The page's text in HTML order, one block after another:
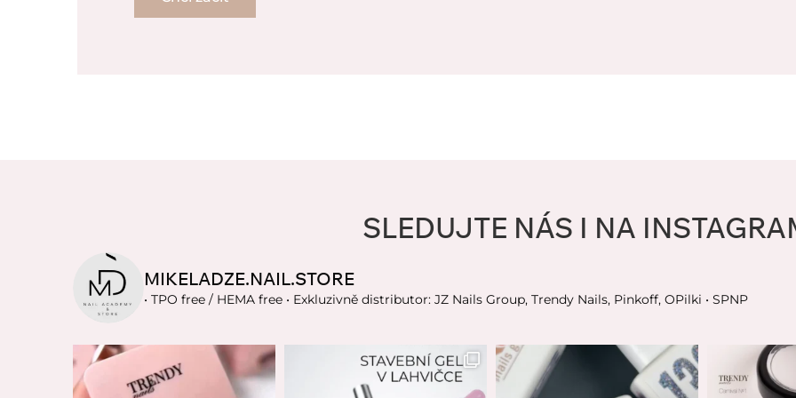
SLEDUJTE NÁS I NA
MIKELADZE.NAIL.STORE
• TPO free / HEMA free • Exkluzivně distributor: JZ Nails Group, Trendy Nails, Pinkoff, OPilki • SPNP